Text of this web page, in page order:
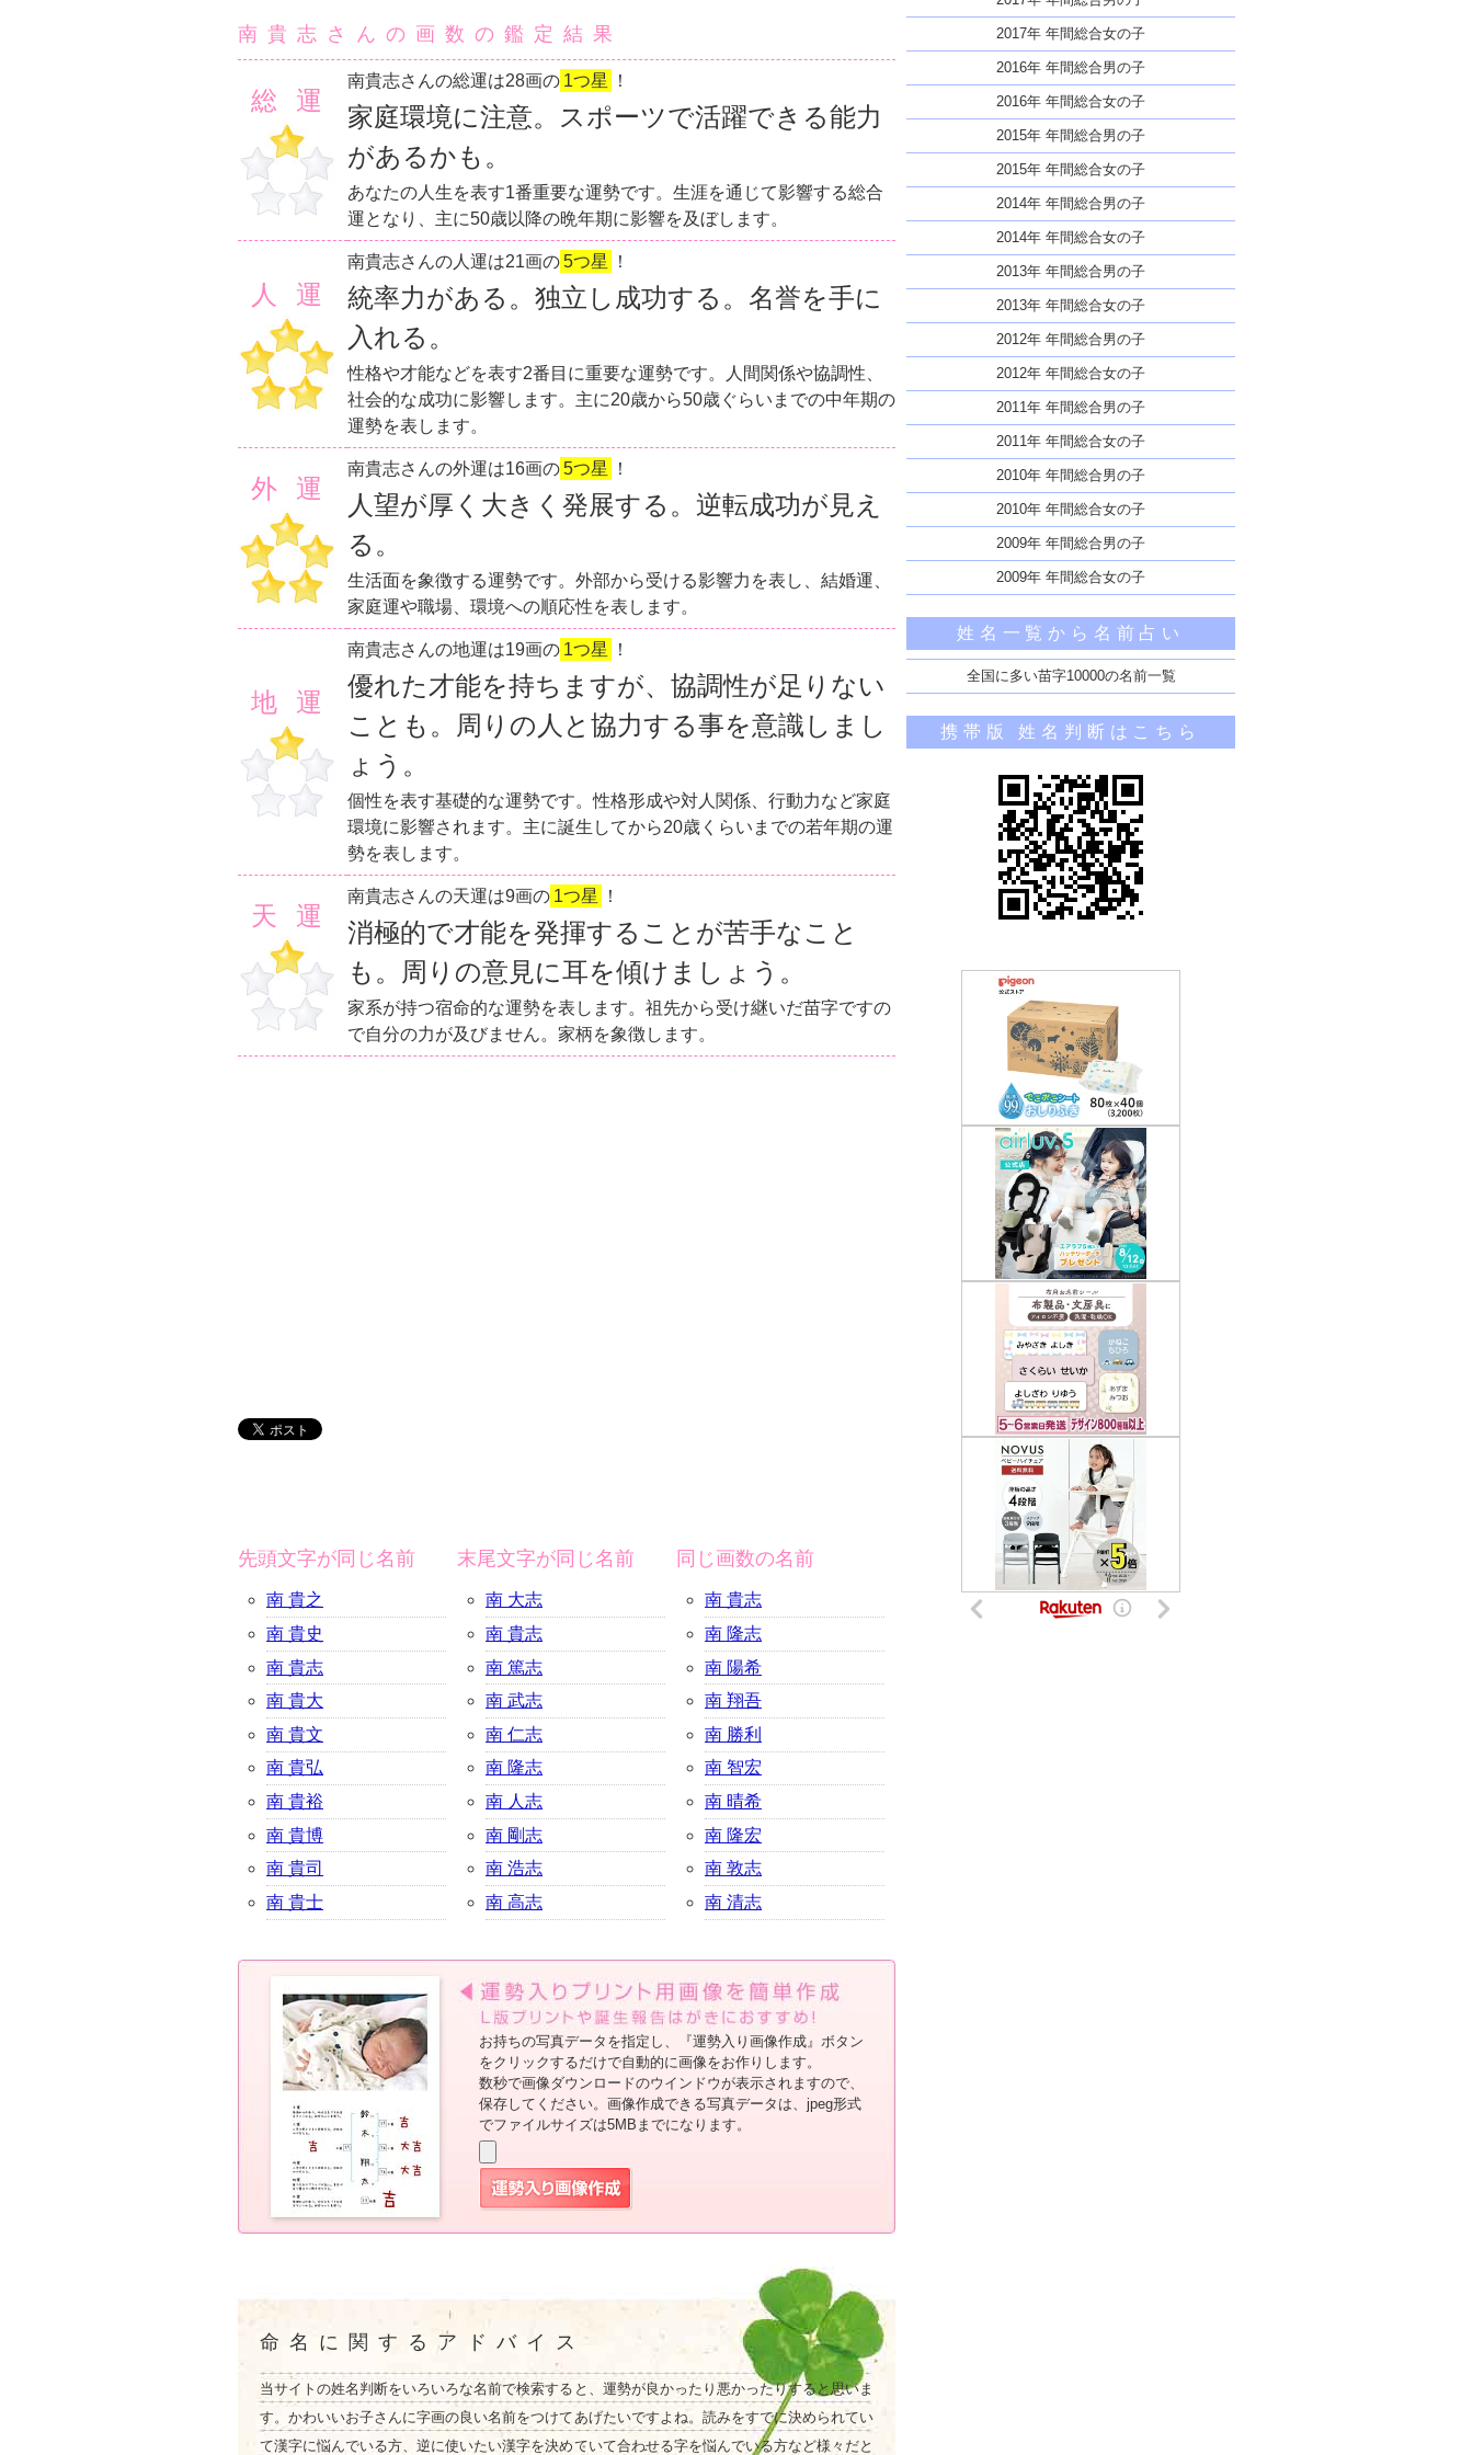
南貴志さんの画数の鑑定結果
総運
南貴志さんの総運は28画の 1つ星 ！
家庭環境に注意。スポーツで活躍できる能力
があるかも。
あなたの人生を表す1番重要な運勢です。生涯を通じて影響する総合
運となり、主に50歳以降の晩年期に影響を及ぼします。
人運
南貴志さんの人運は21画の5つ星 ！
統率力がある。独立し成功する。名誉を手に
入れる。
性格や才能などを表す2番目に重要な運勢です。人間関係や協調性、
社会的な成功に影響します。主に20歳から50歳ぐらいまでの中年期の
運勢を表します。
外運
南貴志さんの外運は16画の5つ星 ！
人望が厚く大きく発展する。逆転成功が見え
る。
生活面を象徴する運勢です。外部から受ける影響力を表し、結婚運、
家庭運や職場、環境への順応性を表します。
地運
南貴志さんの地運は19画の 1つ星 ！
優れた才能を持ちますが、協調性が足りない
ことも。周りの人と協力する事を意識しまし
ょう。
個性を表す基礎的な運勢です。性格形成や対人関係、行動力など家庭
環境に影響されます。主に誕生してから20歳くらいまでの若年期の運
勢を表します。
天運
南貴志さんの天運は9画の 1つ星 ！
消極的で才能を発揮することが苦手なこと
も。周りの意見に耳を傾けましょう。
家系が持つ宿命的な運勢を表します。祖先から受け継いだ苗字ですの
で自分の力が及びません。家柄を象徴します。
先頭文字が同じ名前
南 貴之
南 貴史
南 貴志
南 貴大
南 貴文
南 貴弘
南 貴裕
南 貴博
南 貴司
南 貴士
末尾文字が同じ名前
南 大志
南 貴志
南 篤志
南 武志
南 仁志
南 隆志
南 人志
南 剛志
南 浩志
南 高志
同じ画数の名前
南 貴志
南 隆志
南 陽希
南 翔吾
南 勝利
南 智宏
南 晴希
南 隆宏
南 敦志
南 清志
お持ちの写真データを指定し、『運勢入り画像作成』ボタン
をクリックするだけで自動的に画像をお作りします。
数秒で画像ダウンロードのウインドウが表示されますので、
保存してください。画像作成できる写真データは、jpeg形式
でファイルサイズは5MBまでになります。
命名に関するアドバイス
当サイトの姓名判断をいろいろな名前で検索すると、運勢が良かったり悪かったりすると思いま
す。かわいいお子さんに字画の良い名前をつけてあげたいですよね。読みをすでに決められてい
て漢字に悩んでいる方、逆に使いたい漢字を決めていて合わせる字を悩んでいる方など様々だと
2017年 年間総合女の子
2016年 年間総合男の子
2016年 年間総合女の子
2015年 年間総合男の子
2015年 年間総合女の子
2014年 年間総合男の子
2014年 年間総合女の子
2013年 年間総合男の子
2013年 年間総合女の子
2012年 年間総合男の子
2012年 年間総合女の子
2011年 年間総合男の子
2011年 年間総合女の子
2010年 年間総合男の子
2010年 年間総合女の子
2009年 年間総合男の子
2009年 年間総合女の子
姓名一覧から名前占い
全国に多い苗字10000の名前一覧
携帯版 姓名判断はこちら